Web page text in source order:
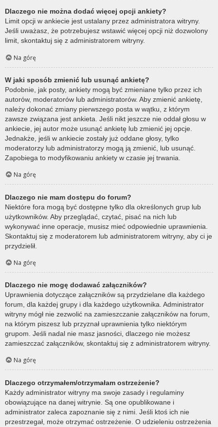
Dlaczego nie można dodać więcej opcji ankiety?
Limit opcji w ankiecie jest ustalany przez administratora witryny.
Jeśli uważasz, że potrzebujesz wstawić więcej opcji niż dozwolony
limit, skontaktuj się z administratorem witryny.
Na górę
W jaki sposób zmienić lub usunąć ankietę?
Podobnie, jak posty, ankiety mogą być zmieniane tylko przez ich
autorów, moderatorów lub administratorów. Aby zmienić ankietę,
należy dokonać zmiany pierwszego posta w wątku, z którym
zawsze związana jest ankieta. Jeśli nikt jeszcze nie oddał głosu w
ankiecie, jej autor może usunąć ankietę lub zmienić jej opcje.
Jednakże, jeśli w ankiecie zostały już oddane głosy, tylko
moderatorzy lub administratorzy mogą ją zmienić, lub usunąć.
Zapobiega to modyfikowaniu ankiety w czasie jej trwania.
Na górę
Dlaczego nie mam dostępu do forum?
Niektóre fora mogą być dostępne tylko dla określonych grup lub
użytkowników. Aby przeglądać, czytać, pisać na nich lub
wykonywać inne operacje, musisz mieć odpowiednie uprawnienia.
Skontaktuj się z moderatorem lub administratorem witryny, aby ci je
przydzielił.
Na górę
Dlaczego nie mogę dodawać załączników?
Uprawnienia dotyczące załączników są przydzielane dla każdego
forum, dla każdej grupy i dla każdego użytkownika. Administrator
witryny mógł nie zezwolić na zamieszczanie załączników na forum,
na którym piszesz lub przyznał uprawnienia tylko niektórym
grupom. Jeśli nadal nie masz jasności, dlaczego nie możesz
zamieszczać załączników, skontaktuj się z administratorem witryny.
Na górę
Dlaczego otrzymałem/otrzymałam ostrzeżenie?
Każdy administrator witryny ma swoje zasady i regulaminy
obowiązujące na danej witrynie. Są one opublikowane i
administrator zaleca zapoznanie się z nimi. Jeśli ktoś ich nie
przestrzegał, może otrzymać ostrzeżenie. O udzieleniu ostrzeżenia